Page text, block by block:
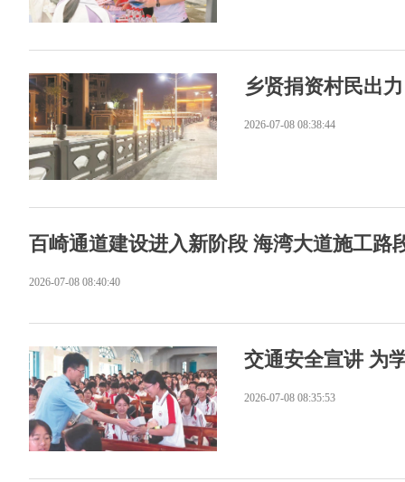
乡贤捐资村民出
2026-07-08 08:38:44
百崎通道建设进入新阶段 海湾大道施工路
2026-07-08 08:40:40
交通安全宣讲 为
2026-07-08 08:35:53